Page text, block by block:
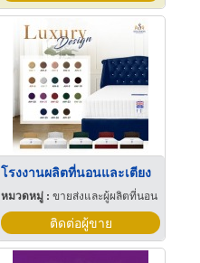
โรงงานผลิตที่นอนและเตียง
หมวดหมู่ :ขายส่งและผู้ผลิตที่นอน
ติดต่อผู้ขาย